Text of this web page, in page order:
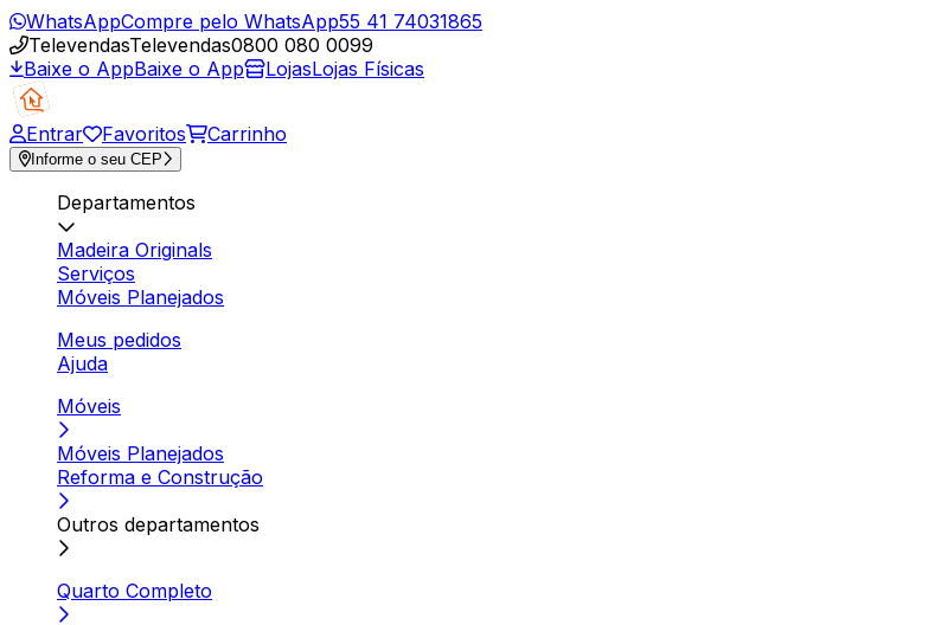
WhatsAppCompre pelo WhatsApp55 41 74031865
TelevendasTelevendas0800 080 0099
Baixe o AppBaixe o App LojasLojas Físicas
Entrar Favoritos Carrinho
Informe o seu CEP
Departamentos
Madeira Originals
Serviços
Móveis Planejados
Meus pedidos
Ajuda
Móveis
Móveis Planejados
Reforma e Construção
Outros departamentos
Quarto Completo